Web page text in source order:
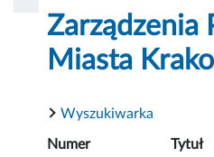
Zarządzenia
Miasta
Wyszukiwarka
Numer Tytuł